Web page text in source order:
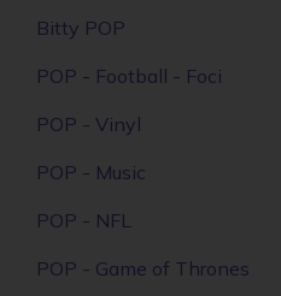
Bitty POP
POP - Football - Foci
POP - Vinyl
POP - Music
POP - NFL
POP - Game of Thrones